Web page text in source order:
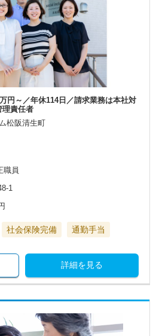
円～／年休114日／請求業務は本社対
理責任者
松阪清生町
職員
1
社会保険完備 通勤手当
詳細を見る